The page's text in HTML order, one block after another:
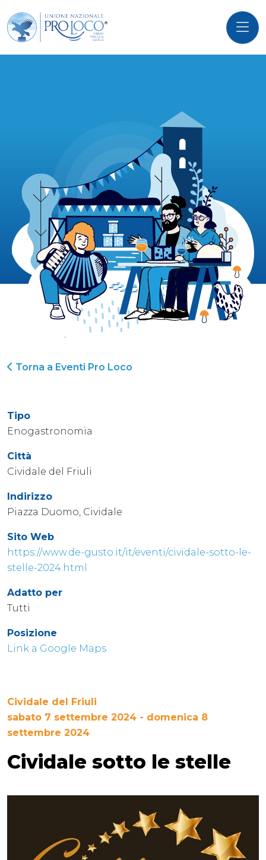
Torna a Eventi Pro Loco
Tipo
Enogastronomia
Città
Cividale del Friuli
Indirizzo
Piazza Duomo, Cividale
Sito Web
https://www.de-gusto.it/it/eventi/cividale-sotto-le-
stelle-2024.html
Adatto per
Tutti
Posizione
Link a Google Maps
Cividale del Friuli
sabato 7 settembre 2024 - domenica 8
settembre 2024
Cividale sotto le stelle